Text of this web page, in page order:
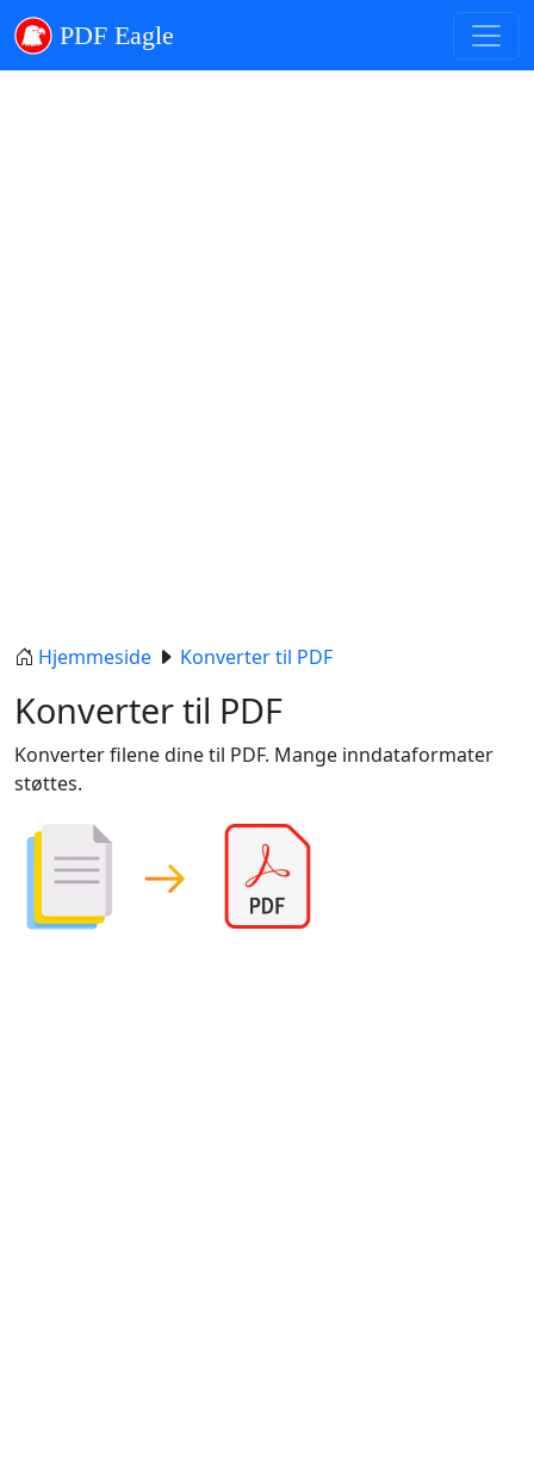
PDF Eagle
Hjemmeside Konverter til PDF
Konverter til PDF
Konverter filene dine til PDF. Mange inndataformater
støttes.